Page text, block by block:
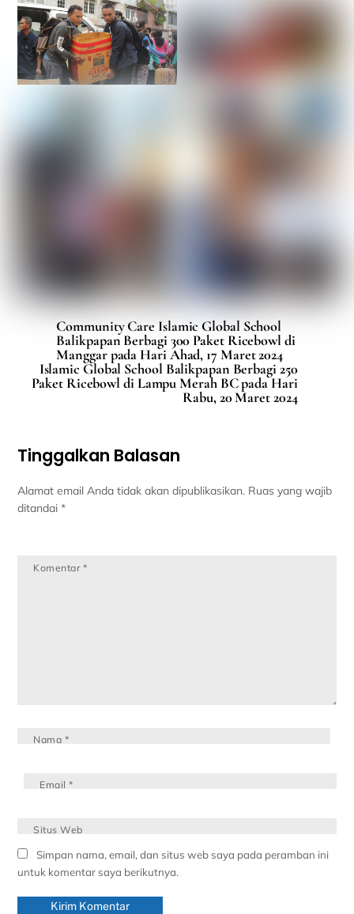
Community Care Islamic Global School
Balikpapan Berbagi 300 Paket Ricebowl di
Manggar pada Hari Ahad, 17 Maret 2024
Islamic Global School Balikpapan Berbagi 250
Paket Ricebowl di Lampu Merah BC pada Hari
Rabu, 20 Maret 2024
Tinggalkan Balasan
Alamat email Anda tidak akan dipublikasikan. Ruas yang wajib
ditandai*
Komentar *
Nama *
Email*
Situs Web
Simpan nama, email, dan situs web saya pada peramban ini
untuk komentar saya berikutnya.